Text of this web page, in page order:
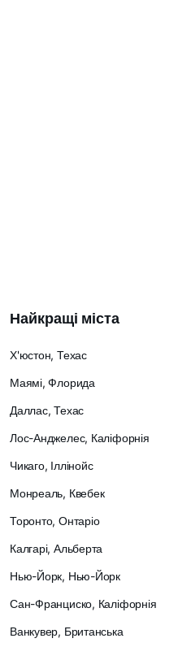
Найкращі міста
Х'юстон, Техас
Маямі, Флорида
Даллас, Техас
Лос-Анджелес, Каліфорнія
Чикаго, Іллінойс
Монреаль, Квебек
Торонто, Онтаріо
Калгарі, Альберта
Нью-Йорк, Нью-Йорк
Сан-Франциско, Каліфорнія
Ванкувер, Британська